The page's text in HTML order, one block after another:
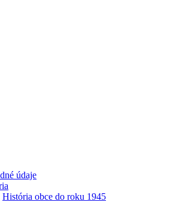
údaje
História obce do roku 1945